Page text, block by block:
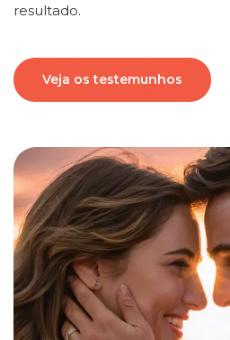
resultado.
Veja os testemunhos